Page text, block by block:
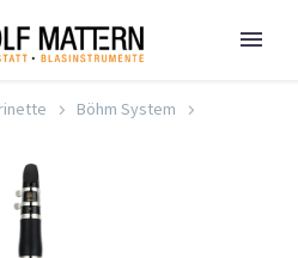
Böhm System